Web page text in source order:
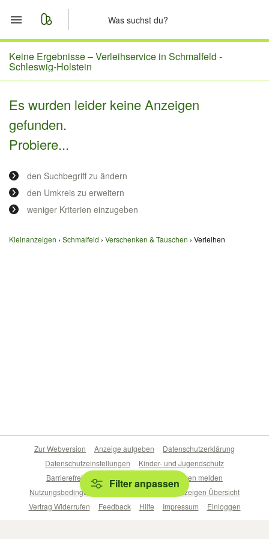
Start
Merkliste
Nachrichten
Anzeige aufgeben
Keine Ergebnisse –Verleihservice in Schmalfeld -
Schleswig-Holstein
Es wurden leider keine Anzeigen
gefunden.
Probiere...
den Suchbegriff zu ändern
den Umkreis zu erweitern
weniger Kriterien einzugeben
Kleinanzeigen Schmalfeld Verschenken & Tauschen Verleihen
Filter anpassen
Zur Webversion Anzeige aufgeben
Datenschutzerklärung
Datenschutzeinstellungen
Kinder- und Jugendschutz
Barrierefreiheitserklärung
Sicherheitslücken melden
Nutzungsbedingungen
Beliebte Suchen
Anzeigen Übersicht
Vertrag Widerrufen
Feedback Hilfe Impressum Einloggen